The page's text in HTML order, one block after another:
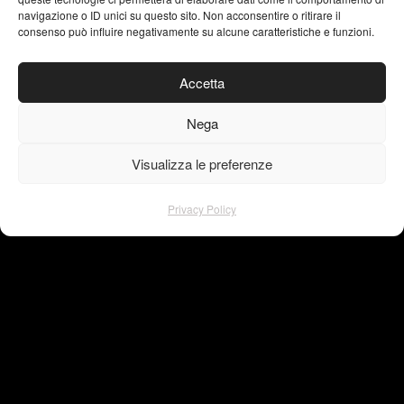
navigazione o ID unici su questo sito. Non acconsentire o ritirare il
consenso può influire negativamente su alcune caratteristiche e funzioni.
Accetta
Nega
Visualizza le preferenze
Privacy Policy
instagram
facebook
© Copyright – VISU4L